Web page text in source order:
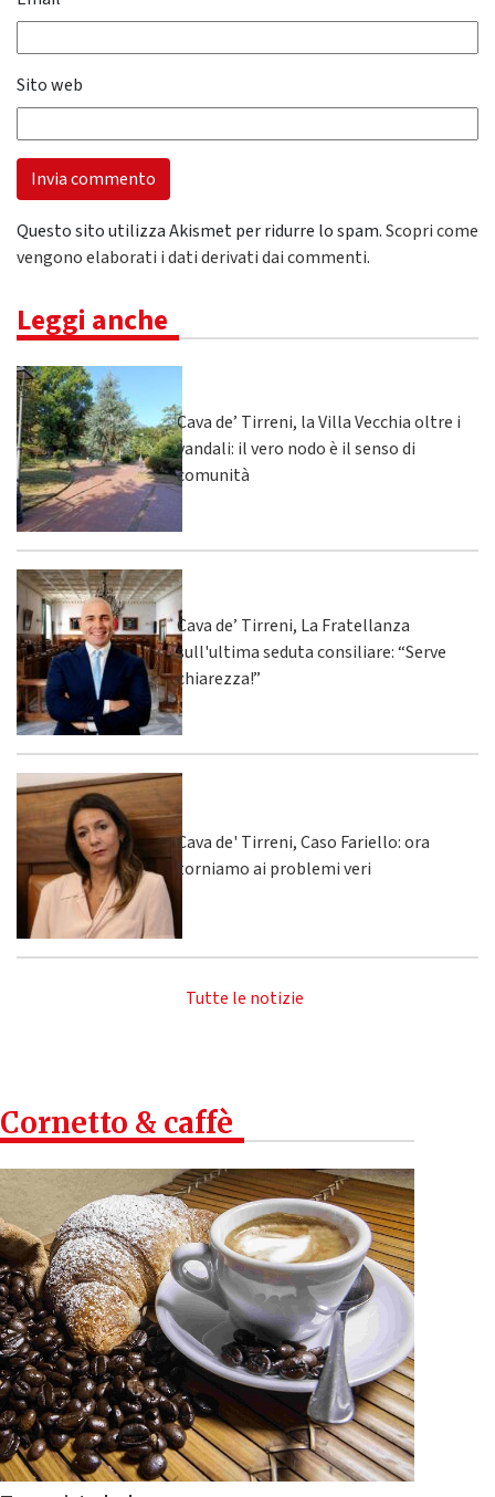
Sito web
Questo sito utilizza Akismet per ridurre lo spam.Scopri come
vengono elaborati i dati derivati dai commenti.
Leggi anche
Cava de’ Tirreni, la Villa Vecchia oltre i
vandali: il vero nodo è il senso di
comunità
Cava de’ Tirreni, La Fratellanza
sull'ultima seduta consiliare: “Serve
chiarezza!”
Cava de' Tirreni, Caso Fariello: ora
torniamo ai problemi veri
Tutte le notizie
Cornetto & caffè